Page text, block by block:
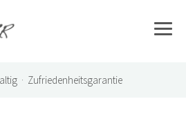
· Zufriedenheitsgarantie